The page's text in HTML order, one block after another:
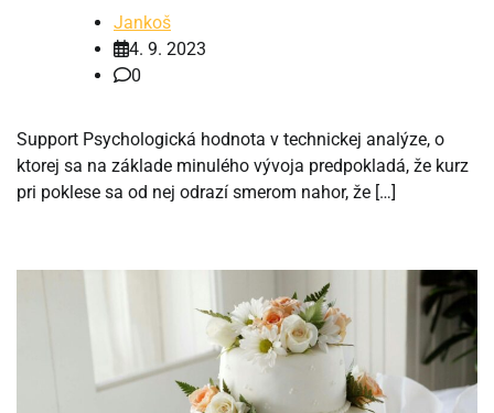
Jankoš
4. 9. 2023
0
Support Psychologická hodnota v technickej analýze, o
ktorej sa na základe minulého vývoja predpokladá, že kurz
pri poklese sa od nej odrazí smerom nahor, že […]